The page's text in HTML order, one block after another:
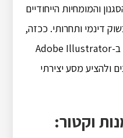
והמומחיות הייחודיים
דינמי ותחרותי. ככזה,
חידוד הכישורים של האדם כצייר ב-Adobe Illustrator
ולהציע מסע יצירתי